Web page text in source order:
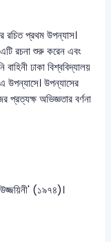
প্রথম উপন্যাস।
রচনা শুরু করেন এবং
ঢাকা বিশ্ববিদ্যালয়
উপন্যাসে। উপন্যাসের
প্রত্যক্ষ অভিজ্ঞতার বর্ণনা
(১৯৭৪)।